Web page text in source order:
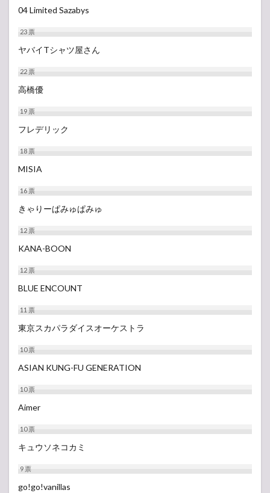
04 Limited Sazabys
23票
ヤバイTシャツ屋さん
22票
高橋優
19票
フレデリック
18票
MISIA
16票
きゃりーぱみゅぱみゅ
12票
KANA-BOON
12票
BLUE ENCOUNT
11票
東京スカパラダイスオーケストラ
10票
ASIAN KUNG-FU GENERATION
10票
Aimer
10票
キュウソネコカミ
9票
go!go!vanillas